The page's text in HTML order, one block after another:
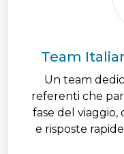
Team
Un team
referenti che
fase del
e risposte